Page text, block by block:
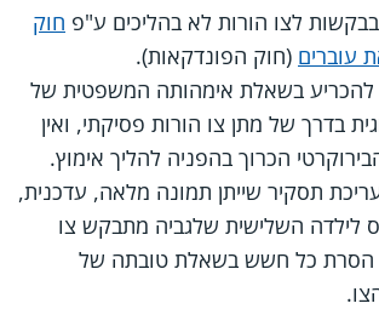
לצו הורות לא בהליכים ע"פ חוק
עוברים (חוק הפונדקאות).
להכריע בשאלת אימהותה המשפטית של
בדרך של מתן צו הורות פסיקתי, ואין
הכרוך בהפניה להליך אימוץ.
תסקיר שייתן תמונה מלאה, עדכנית,
לילדה השלישית שלגביה מתבקש צו
הסרת כל חשש בשאלת טובתה של